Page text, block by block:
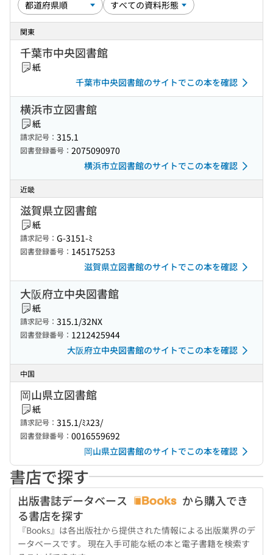
関東
千葉市中央図書館
紙
千葉市中央図書館のサイトでこの本を確認
横浜市立図書館
紙
請求記号： 315.1
図書登録番号： 2075090970
横浜市立図書館のサイトでこの本を確認
近畿
滋賀県立図書館
紙
請求記号： G-3151-ﾐ
図書登録番号： 145175253
滋賀県立図書館のサイトでこの本を確認
大阪府立中央図書館
紙
請求記号： 315.1/32NX
図書登録番号： 1212425944
大阪府立中央図書館のサイトでこの本を確認
中国
岡山県立図書館
紙
請求記号： 315.1/ﾐｽ23/
図書登録番号： 0016559692
岡山県立図書館のサイトでこの本を確認
書店で探す
出版書誌データベース
から購入でき
る書店を探す
『Books』は各出版社から提供された情報による出版業界のデ
ータベースです。 現在入手可能な紙の本と電子書籍を検索す